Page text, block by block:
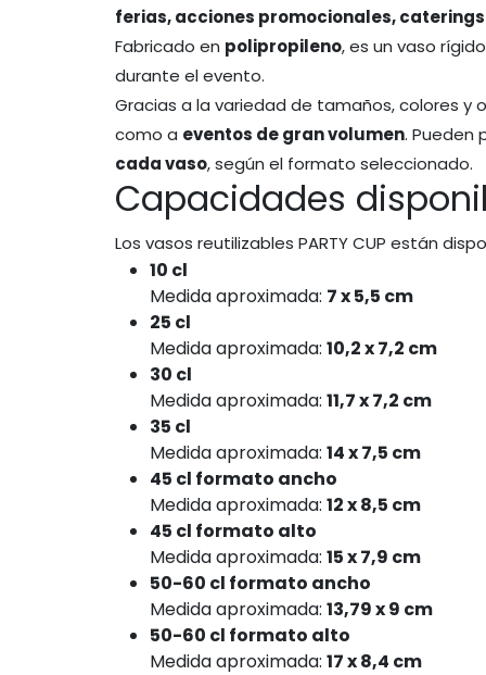
ferias, acciones promocionales,
Fabricado en polipropileno, es un vaso
durante el evento.
Gracias a la variedad de tamaños, colores y
como a eventos de gran volumen. Pueden
cada vaso, según el formato seleccionado.
Capacidades
Los vasos reutilizables PARTY CUP están
10 cl
Medida aproximada: 7 x 5,5 cm
25 cl
Medida aproximada:10,2 x 7,2 cm
30 cl
Medida aproximada:11,7 x 7,2 cm
35 cl
Medida aproximada:14 x 7,5 cm
45 cl formato ancho
Medida aproximada:12 x 8,5 cm
45 cl formato alto
Medida aproximada:15 x 7,9 cm
50-60 cl formato ancho
Medida aproximada:13,79 x 9 cm
50-60 cl formato alto
Medida aproximada:17 x 8,4 cm